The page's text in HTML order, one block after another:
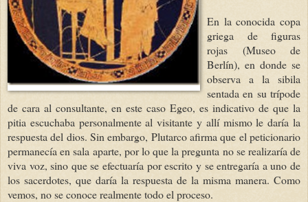
En la conocida copa
griega de figuras
rojas (Museo de
Berlín), en donde se
observa a la sibila
sentada en su trípode
de cara al consultante, en este caso Egeo, es indicativo de que la
pitia escuchaba personalmente al visitante y allí mismo le daría la
respuesta del dios. Sin embargo, Plutarco afirma que el peticionario
permanecía en sala aparte, por lo que la pregunta no se realizaría de
viva voz, sino que se efectuaría por escrito y se entregaría a uno de
los sacerdotes, que daría la respuesta de la misma manera. Como
vemos, no se conoce realmente todo el proceso.